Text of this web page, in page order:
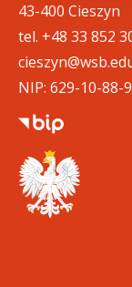
ce
43-400 Cieszyn
tel. +48 33 852
NIP: 629-10-88-